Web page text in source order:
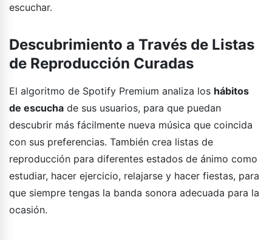
escuchar.
Descubrimiento a Través de Listas
de Reproducción Curadas
El algoritmo de Spotify Premium analiza los hábitos
de escucha de sus usuarios, para que puedan
descubrir más fácilmente nueva música que coincida
con sus preferencias. También crea listas de
reproducción para diferentes estados de ánimo como
estudiar, hacer ejercicio, relajarse y hacer fiestas, para
que siempre tengas la banda sonora adecuada para la
ocasión.